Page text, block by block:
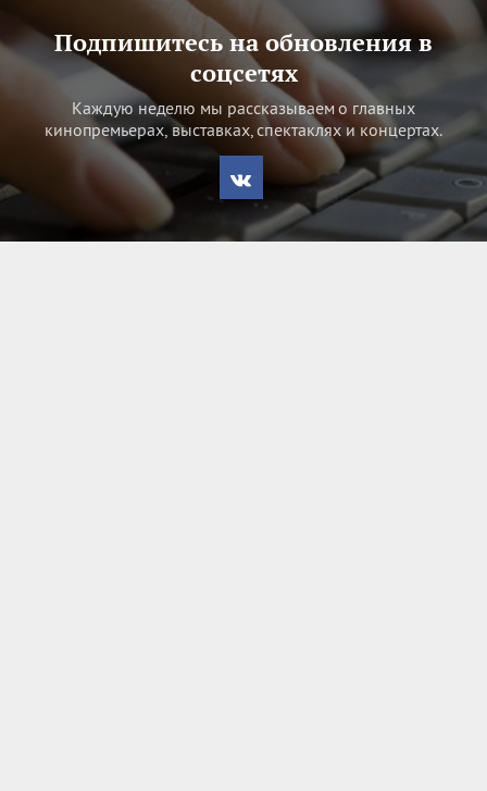
Подпишитесь на обновления в
соцсетях
Каждую неделю мы рассказываем о главных
кинопремьерах, выставках, спектаклях и концертах.